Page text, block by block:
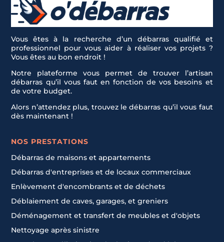
Vous êtes à la recherche d’un débarras qualifié et
professionnel pour vous aider à réaliser vos projets ?
Vous êtes au bon endroit !
Notre plateforme vous permet de trouver l’artisan
débarras qu’il vous faut en fonction de vos besoins et
de votre budget.
Alors n’attendez plus, trouvez le débarras qu’il vous faut
dès maintenant !
NOS PRESTATIONS
Débarras de maisons et appartements
Débarras d'entreprises et de locaux commerciaux
Enlèvement d'encombrants et de déchets
Déblaiement de caves, garages, et greniers
Déménagement et transfert de meubles et d'objets
Nettoyage après sinistre